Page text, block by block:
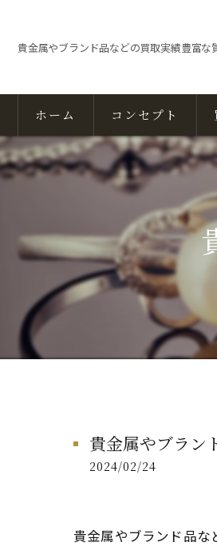
貴金属やブランド品などの買取実績豊富な
ホーム コンセプト
貴金属やブラン
2024/02/24
貴金属やブランド品な